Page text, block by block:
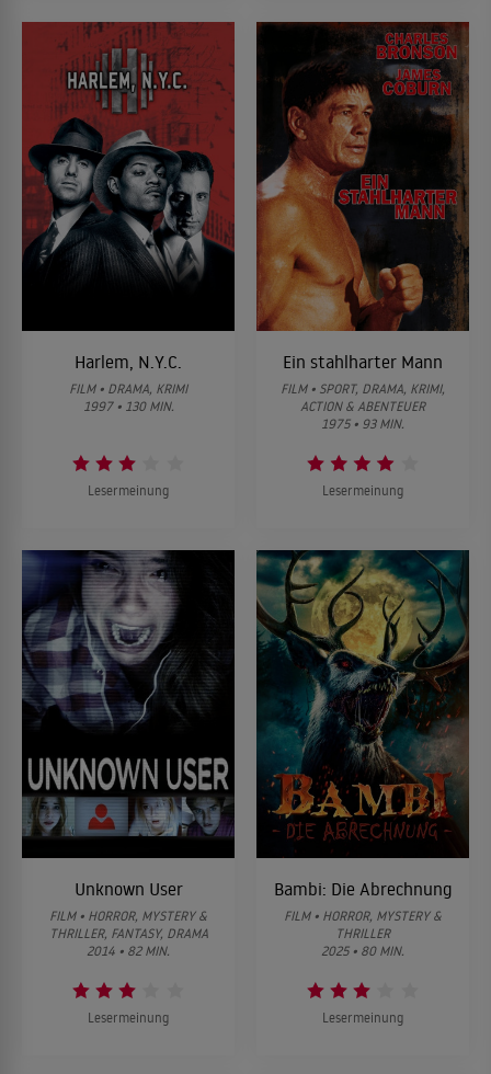
Harlem, N.Y.C.
FILM • DRAMA, KRIMI
1997 • 130 MIN.
Lesermeinung
Ein stahlharter Mann
FILM • SPORT, DRAMA, KRIMI,
ACTION & ABENTEUER
1975 • 93 MIN.
Lesermeinung
Unknown User
FILM • HORROR, MYSTERY &
THRILLER, FANTASY, DRAMA
2014 • 82 MIN.
Lesermeinung
Bambi: Die Abrechnung
FILM • HORROR, MYSTERY &
THRILLER
2025 • 80 MIN.
Lesermeinung